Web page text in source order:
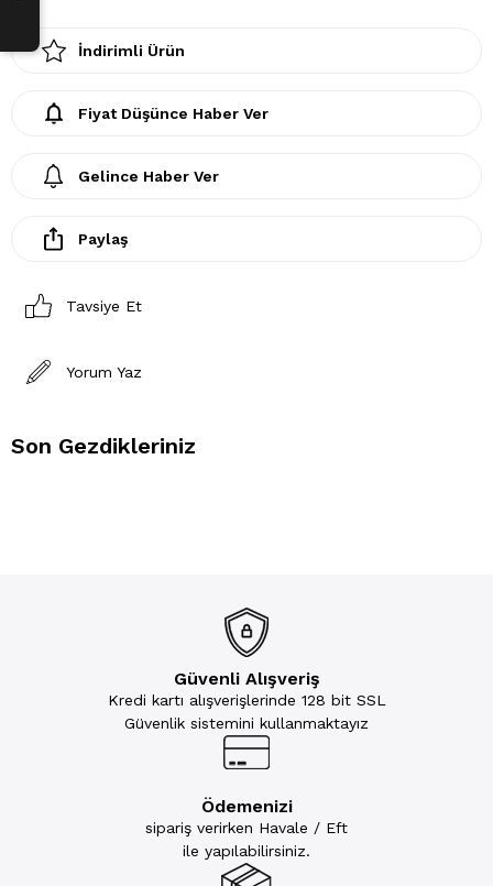
İndirimli Ürün
Fiyat Düşünce Haber Ver
Gelince Haber Ver
Paylaş
Tavsiye Et
Yorum Yaz
Son Gezdikleriniz
Güvenli Alışveriş
Kredi kartı alışverişlerinde 128 bit SSL
Güvenlik sistemini kullanmaktayız
Ödemenizi
sipariş verirken Havale / Eft
ile yapılabilirsiniz.